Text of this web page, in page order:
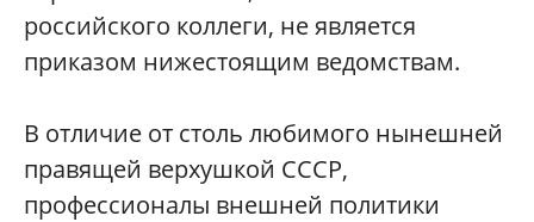
российского коллеги, не является
приказом нижестоящим ведомствам.
В отличие от столь любимого нынешней
правящей верхушкой СССР,
профессионалы внешней политики